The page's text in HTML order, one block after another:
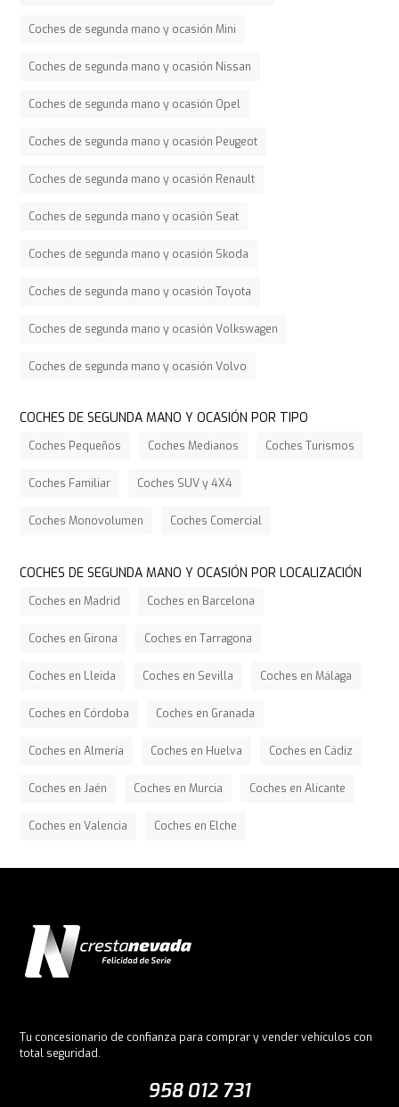
Coches de segunda mano y ocasión Mini
Coches de segunda mano y ocasión Nissan
Coches de segunda mano y ocasión Opel
Coches de segunda mano y ocasión Peugeot
Coches de segunda mano y ocasión Renault
Coches de segunda mano y ocasión Seat
Coches de segunda mano y ocasión Skoda
Coches de segunda mano y ocasión Toyota
Coches de segunda mano y ocasión Volkswagen
Coches de segunda mano y ocasión Volvo
COCHES DE SEGUNDA MANO Y OCASIÓN POR TIPO
Coches Pequeños Coches Medianos Coches Turismos
Coches Familiar Coches SUV y 4X4
Coches Monovolumen Coches Comercial
COCHES DE SEGUNDA MANO Y OCASIÓN POR LOCALIZACIÓN
Coches en Madrid Coches en Barcelona
Coches en Girona Coches en Tarragona
Coches en Lleida Coches en Sevilla Coches en Málaga
Coches en Córdoba Coches en Granada
Coches en Almería Coches en Huelva Coches en Cádiz
Coches en Jaén Coches en Murcia Coches en Alicante
Coches en Valencia Coches en Elche
Tu concesionario de confianza para comprar y vender vehículos con
total seguridad.
958 012 731